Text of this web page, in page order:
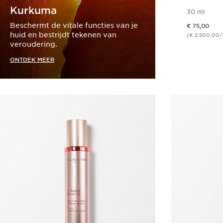
Kurkuma
Beschermt de vitale functies van je
huid en bestrijdt tekenen van
veroudering.
ONTDEK MEER
30 ml
€ 75,00
(€ 2.500,00/